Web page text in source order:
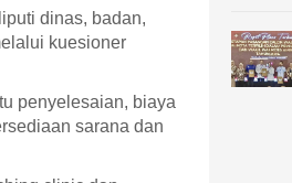
dinas, badan,
kuesioner
penyelesaian, biaya
sarana dan